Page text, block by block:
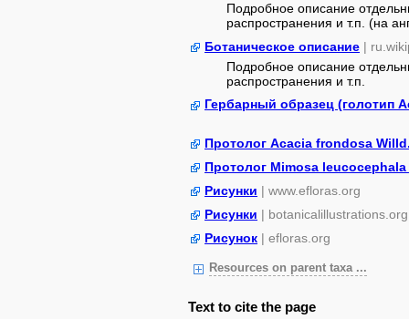
Подробное описание
распространения и т.п. (на
Ботаническое описание |
Подробное описание
распространения и т.п.
Гербарный образец (голотип
Протолог Acacia frondosa
Протолог Mimosa leucocephala
Рисунки | www.efloras.org
Рисунки | botanicalillustrations.org
Рисунок | efloras.org
Resources on parent taxa ...
Text to cite the page